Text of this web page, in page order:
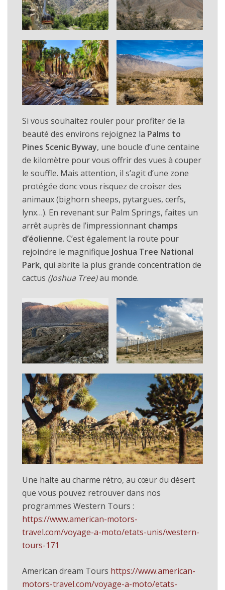
Si vous souhaitez rouler pour profiter de la
beauté des environs rejoignez la Palms to
Pines Scenic Byway, une boucle d’une centaine
de kilomètre pour vous offrir des vues à couper
le souffle. Mais attention, il s’agit d’une zone
protégée donc vous risquez de croiser des
animaux (bighorn sheeps, pytargues, cerfs,
lynx…). En revenant sur Palm Springs, faites un
arrêt auprès de l’impressionnant champs
d’éolienne. C’est également la route pour
rejoindre le magnifique Joshua Tree National
Park, qui abrite la plus grande concentration de
cactus (Joshua Tree)au monde.
Une halte au charme rétro, au cœur du désert
que vous pouvez retrouver dans nos
programmes Western Tours :
https://www.american-motors-
travel.com/voyage-a-moto/etats-unis/western-
tours-171
American dream Tours https://www.american-
motors-travel.com/voyage-a-moto/etats-